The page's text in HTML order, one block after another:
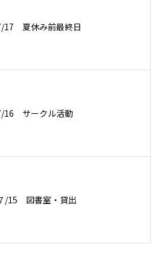
17 夏休み前最終日
16 サークル活動
/15 図書室・貸出